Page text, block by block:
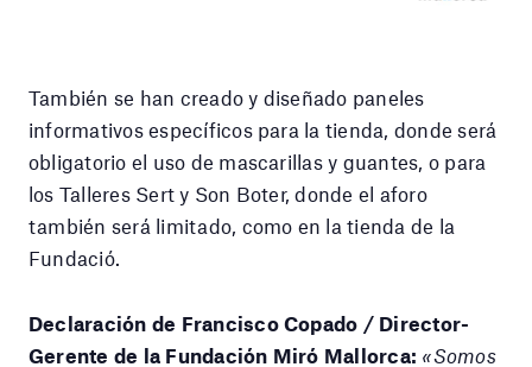
También se han creado y diseñado paneles
informativos específicos para la tienda, donde será
obligatorio el uso de mascarillas y guantes, o para
los Talleres Sert y Son Boter, donde el aforo
también será limitado, como en la tienda de la
Fundació.
Declaración de Francisco Copado / Director-
Gerente de la Fundación Miró Mallorca: «Somos